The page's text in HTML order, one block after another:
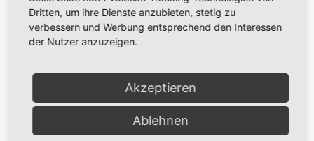
Bitte senden Sie mir entsprechend Ihrer Datenschutzerklärung
regelmäßig und jederzeit widerruflich Informationen zu Ihrem
Produktsortiment per E-Mail zu.
Dritten, um ihre Dienste anzubieten, stetig zu
verbessern und Werbung entsprechend den Interessen
der Nutzer anzuzeigen.
Akzeptieren
Ablehnen